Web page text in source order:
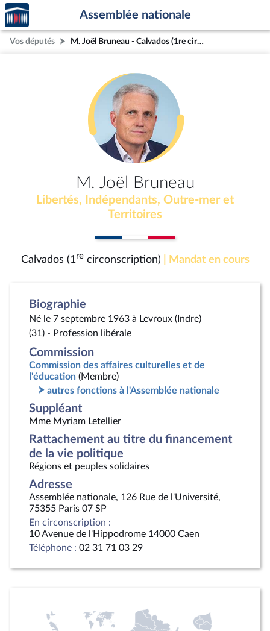
Aller au contenu
Aller en bas de la page
Accèder
à la
page
d'accueil
Assemblée nationale
Vos députés M. Joël Bruneau - Calvados (1re circonscription)
M. Joël Bruneau
Libertés, Indépendants, Outre-mer et
Territoires
Calvados (1recirconscription) | Mandat en cours
Biographie
Né le 7 septembre 1963 à Levroux (Indre)
(31) - Profession libérale
Commission
Commission des affaires culturelles et de
l'éducation (Membre)
autres fonctions à l'Assemblée nationale
Suppléant
Mme Myriam Letellier
Rattachement au titre du financement
de la vie politique
Régions et peuples solidaires
Adresse
Assemblée nationale, 126 Rue de l'Université,
75355 Paris 07 SP
En circonscription :
10 Avenue de l'Hippodrome 14000 Caen
Téléphone : 02 31 71 03 29